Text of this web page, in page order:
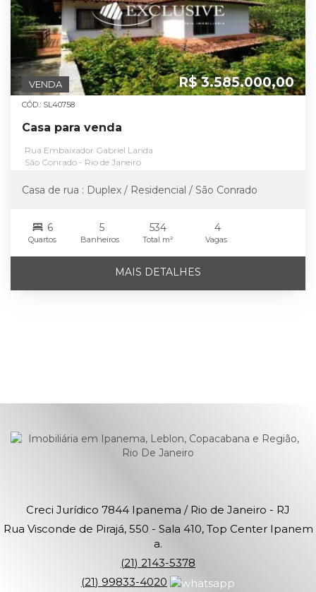
VENDA R$ 3.585.000,00
CÓD.: SL40758
Casa para venda
Rua Embaixador Gabriel Landa
São Conrado - Rio de Janeiro
Casa de rua : Duplex / Residencial / São Conrado
6
Quartos
5
Banheiros
534
Total m²
4
Vagas
MAIS DETALHES
Creci Jurídico 7844 Ipanema / Rio de Janeiro - RJ
Rua Visconde de Pirajá, 550 - Sala 410, Top Center Ipanem
a.
(21) 2143-5378
(21) 99833-4020